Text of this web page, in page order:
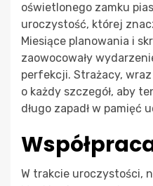
oświetlonego zamku
uroczystość, której
Miesiące planowania i
zaowocowały
perfekcji. Strażacy,
o każdy szczegół, aby
długo zapadł w pamięć
W trakcie uroczystości,